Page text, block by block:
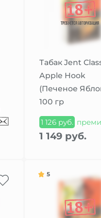
Табак Jent
Apple Hook
(Печеное
100 гр
1 126 руб.
1 149 руб.
5